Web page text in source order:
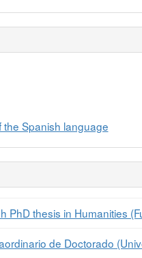
the Spanish language
PhD thesis in Humanities
de Doctorado